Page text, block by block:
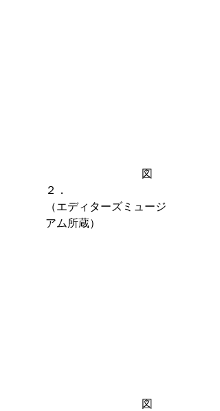
図
２．
（エディターズミュージ
アム所蔵）
図